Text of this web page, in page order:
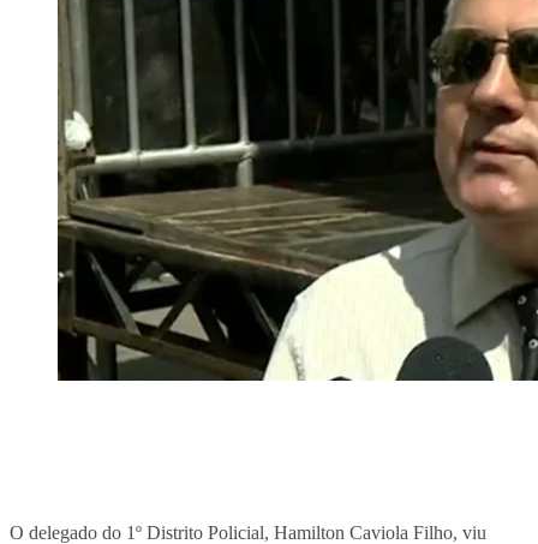
O delegado do 1º Distrito Policial, Hamilton Caviola Filho, viu